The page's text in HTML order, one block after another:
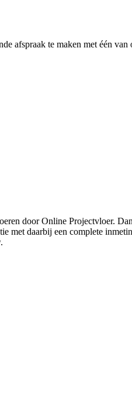
afspraak te maken met één
door Online Projectvloer.
met daarbij een complete